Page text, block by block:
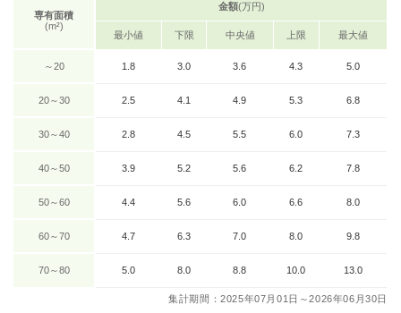
専有面積
(m²)
金額(万円)
最小値 下限 中央値 上限 最大値
～20 1.8 3.0 3.6 4.3 5.0
20～30 2.5 4.1 4.9 5.3 6.8
30～40 2.8 4.5 5.5 6.0 7.3
40～50 3.9 5.2 5.6 6.2 7.8
50～60 4.4 5.6 6.0 6.6 8.0
60～70 4.7 6.3 7.0 8.0 9.8
70～80 5.0 8.0 8.8 10.0 13.0
集計期間：2025年07月01日～2026年06月30日